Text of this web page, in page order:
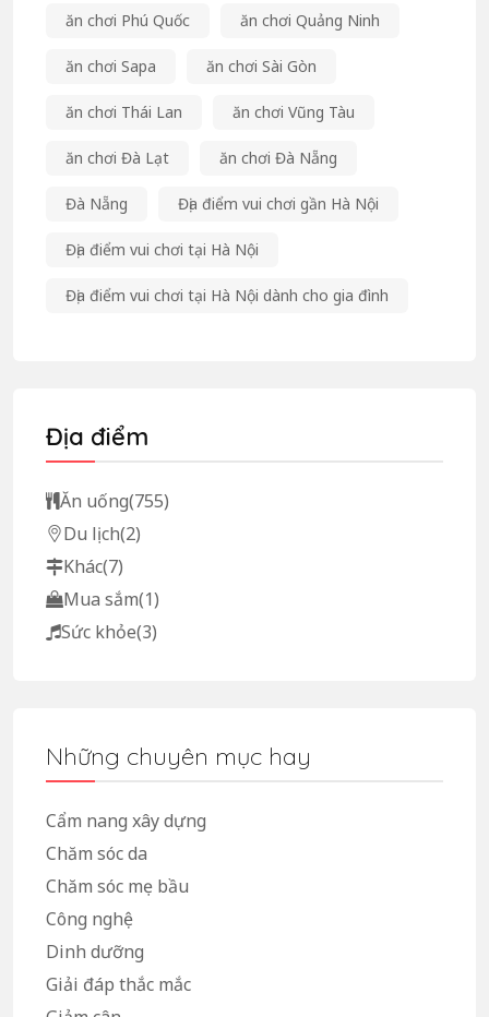
ăn chơi Phú Quốc ăn chơi Quảng Ninh
ăn chơi Sapa ăn chơi Sài Gòn
ăn chơi Thái Lan ăn chơi Vũng Tàu
ăn chơi Đà Lạt ăn chơi Đà Nẵng
Đà Nẵng Địa điểm vui chơi gần Hà Nội
Địa điểm vui chơi tại Hà Nội
Địa điểm vui chơi tại Hà Nội dành cho gia đình
Địa điểm
Ăn uống(755)
Du lịch(2)
Khác(7)
Mua sắm(1)
Sức khỏe(3)
Những chuyên mục hay
Cẩm nang xây dựng
Chăm sóc da
Chăm sóc mẹ bầu
Công nghệ
Dinh dưỡng
Giải đáp thắc mắc